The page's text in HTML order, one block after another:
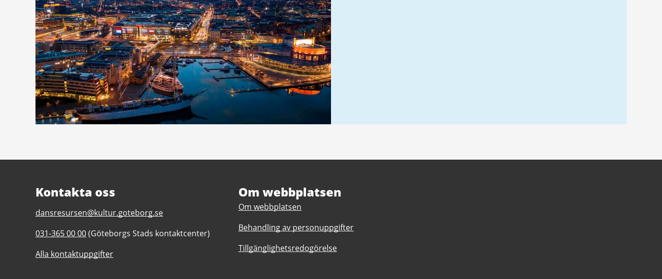
Kontakta oss
E-
till
Dansresursen
dansresursen@kultur.goteborg.se
Telefonnummer
Dansresursen
031-365 00 00(Göteborgs Stads kontaktcenter)
Alla kontaktuppgifter
Om webbplatsen
Om webbplatsen
Behandling av personuppgifter
Tillgänglighetsredogörelse